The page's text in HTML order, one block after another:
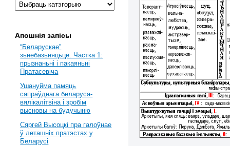
Апошнія запісы
“Беларускае”
зьнебазьняцьце. Частка 1:
прызнаньні і пакаяньні
Пратасевіча
Ушануйма памяць
сапраўднага беларуса-
вялікалітвіна і зробім
высновы на будучыню
Сяргей Высоцкі пра галоўнае
ў леташніх пратэстах у
Беларусі